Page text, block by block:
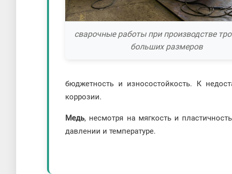
сварочные работы при производстве
больших размеров
бюджетность и износостойкость. К
коррозии.
Медь, несмотря на мягкость и
давлении и температуре.